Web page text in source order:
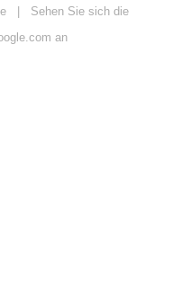
| Sehen Sie sich die
an